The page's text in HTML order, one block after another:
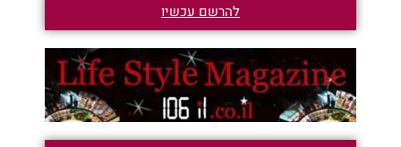
להרשם עכשיו